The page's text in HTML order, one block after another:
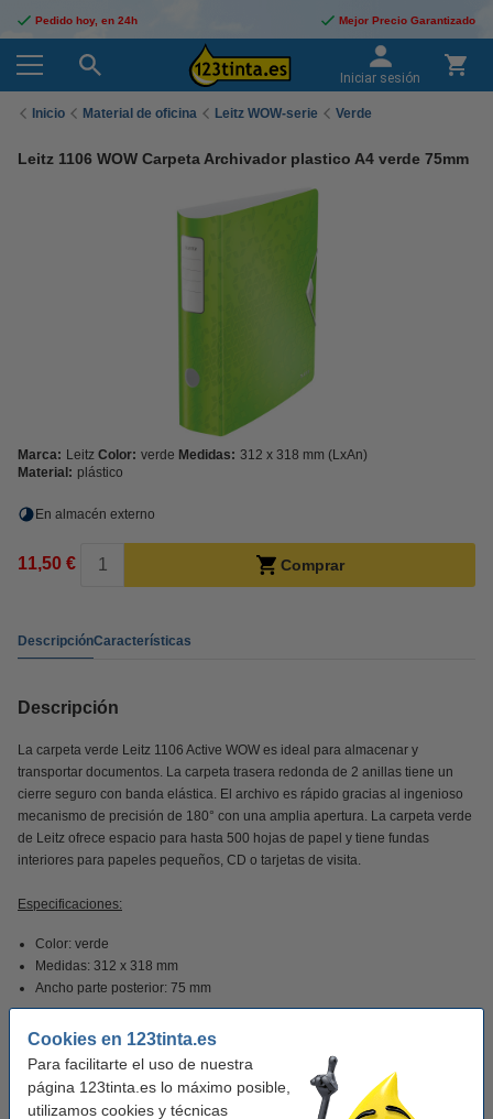
Cookies en 123tinta.es
Para facilitarte el uso de nuestra
página 123tinta.es lo máximo posible,
utilizamos cookies y técnicas
Pedido hoy, en 24h Mejor Precio Garantizado
Iniciar sesión
Inicio Material de oficina Leitz WOW-serie Verde
Leitz 1106 WOW Carpeta Archivador plastico A4 verde 75mm
Marca: Leitz Color: verde Medidas: 312 x 318 mm (LxAn)
Material: plástico
En almacén externo
11,50 € Comprar
DescripciónCaracterísticas
Descripción
La carpeta verde Leitz 1106 Active WOW es ideal para almacenar y
transportar documentos. La carpeta trasera redonda de 2 anillas tiene un
cierre seguro con banda elástica. El archivo es rápido gracias al ingenioso
mecanismo de precisión de 180° con una amplia apertura. La carpeta verde
de Leitz ofrece espacio para hasta 500 hojas de papel y tiene fundas
interiores para papeles pequeños, CD o tarjetas de visita.
Especificaciones:
Color: verde
Medidas: 312 x 318 mm
Ancho parte posterior: 75 mm
Guarda papeles, archivos y documentos juntos de forma ordenada con este
archivador A4